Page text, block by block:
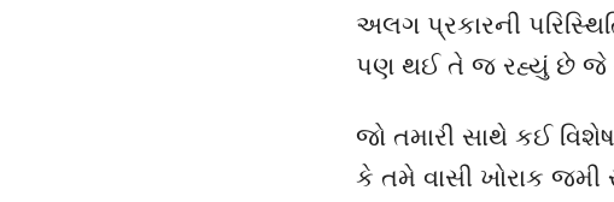
અલગ પ્રકારની
પણ થઈ તે જ રહ્યું છે જે
જો તમારી સાથે કઈ
કે તમે વાસી ખોરાક